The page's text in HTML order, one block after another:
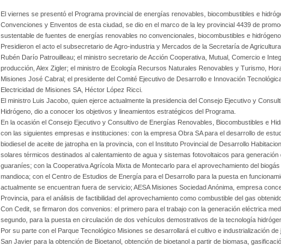
El viernes se presentó el Programa provincial de energías renovables, biocombustibles e
Convenciones y Enventos de esta ciudad, se dio en el marco de la ley provincial 4439 de
sustentable de fuentes de energías renovables no convencionales, biocombustibles e hidrógeno.
Presidieron el acto el subsecretario de Agro-industria y Mercados de la Secretaría de
Rubén Darío Patrouilleau; el ministro secretario de Acción Cooperativa, Mutual, Comercio e
producción, Alex Zigler; el ministro de Ecología Recursos Naturales Renovables y Turismo,
Misiones José Cabral; el presidente del Comité Ejecutivo de Desarrollo e Innovación
Electricidad de Misiones SA, Héctor López Ricci.
El ministro Luis Jacobo, quien ejerce actualmente la presidencia del Consejo Ejecutivo y
Hidrógeno, dio a conocer los objetivos y lineamientos estratégicos del Programa.
En la ocasión el Consejo Ejecutivo y Consultivo de Energías Renovables, Biocombustibles e
con las siguientes empresas e instituciones: con la empresa Obra SA para el desarrollo de
biodiesel de aceite de jatropha en la provincia, con el Instituto Provincial de Desarrollo
solares térmicos destinados al calentamiento de agua y sistemas fotovoltaicos para
guaraníes; con la Cooperativa Agrícola Mixta de Montecarlo para el aprovechamiento del
mandioca; con el Centro de Estudios de Energía para el Desarrollo para la puesta en
actualmente se encuentran fuera de servicio; AESA Misiones Sociedad Anónima, empresa
Provincia, para el análisis de factibilidad del aprovechamiento como combustible del gas
Con Cedit, se firmaron dos convenios: el primero para el trabajo con la generación eléctrica
segundo, para la puesta en circulación de dos vehículos demostrativos de la tecnología
Por su parte con el Parque Tecnológico Misiones se desarrollará el cultivo e industrialización
San Javier para la obtención de Bioetanol, obtención de bioetanol a partir de biomasa,